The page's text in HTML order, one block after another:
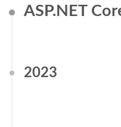
ASP.NET
2023